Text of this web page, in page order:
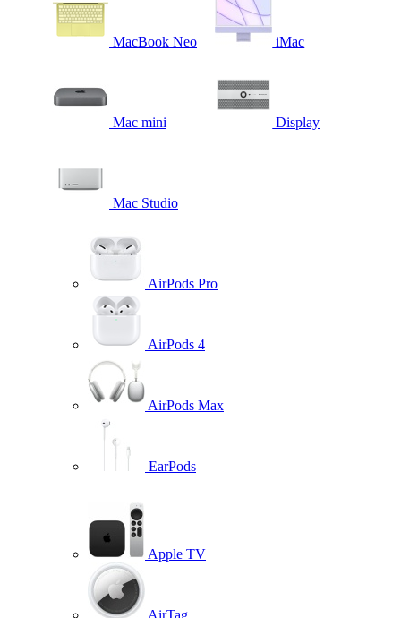
MacBook Neo iMac
Mac mini Display
Mac Studio
AirPods Pro
AirPods 4
AirPods Max
EarPods
Apple TV